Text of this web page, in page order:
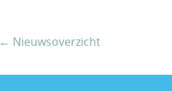
← Nieuwsoverzicht